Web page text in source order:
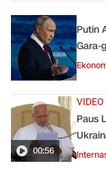
Putin
Gara-
00:56
VIDEO
Paus